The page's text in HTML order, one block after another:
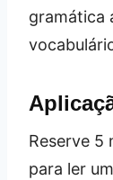
gramática
Reserve 5
para ler